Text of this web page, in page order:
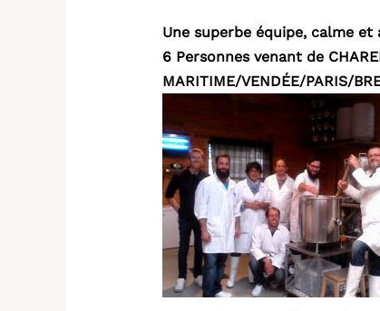
Une superbe équipe, calme
6 Personnes venant de
MARITIME/VENDÉE/PARIS/